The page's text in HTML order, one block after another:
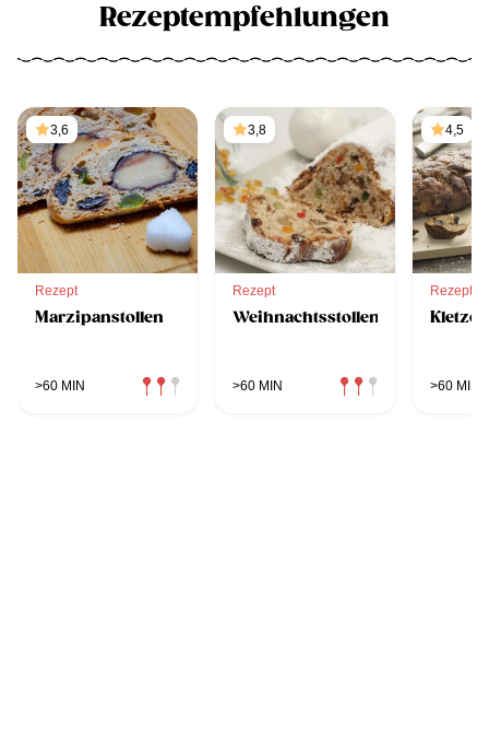
Rezeptempfehlungen
3,6
Rezept
Marzipanstollen
>60 MIN
3,8
Rezept
Weihnachtsstollen
>60 MIN
4,5
Rezept
>60 MIN